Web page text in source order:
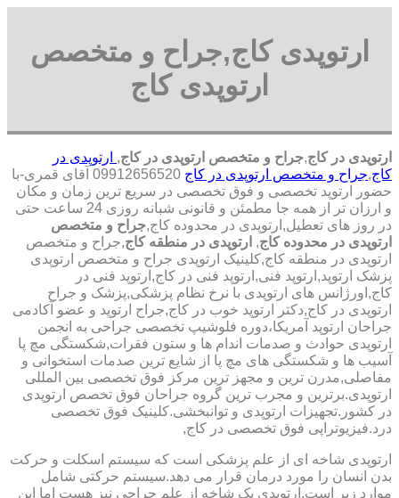
ارتوپدی کاج,جراح و متخصص
ارتوپدی کاج
ارتوپدی در کاج,جراح و متخصص ارتوپدی در کاج, ارتوپدی در
کاج,جراح و متخصص ارتوپدی در کاج
09912656520 آقای قمری-با
حضور ارتوپد تخصصی و فوق تخصصی در سریع ترین زمان و مکان
و ارزان تر از همه جا مطمئن و قانونی شبانه روزی 24 ساعت حتی
در روز های تعطیل,ارتوپدی در محدوده کاج,جراح و متخصص
ارتوپدی در محدوده کاج, ارتوپدی در منطقه کاج,جراح و متخصص
ارتوپدی در منطقه کاج,کلینیک ارتوپدی جراح و متخصص ارتوپدی
پزشک ارتوپد,ارتوپد فنی,ارتوپد فنی در کاج,ارتوپد فنی در
کاج,اورژانس های ارتوپدی با نرخ نظام پزشکی,پزشک و جراح
ارتوپدی در کاج,دکتر ارتوپد خوب در کاج,جراح ارتوپد و عضو آکادمی
جراحان ارتوپد آمریکا،دوره فلوشیپ تخصصی جراحی به انجمن
ارتوپدی حوادث و صدمات اندام ها و ستون فقرات,شکستگی مچ پا
آسیب ها و شکستگی های مچ پا از شایع ترین صدمات استخوانی و
مفاصلی,مدرن ترین و مجهز ترین مرکز فوق تخصصی بین المللی
ارتوپدی.برترین ‏و ‏مجرب ‏ترین ‏گروه ‏جراحان ‏فوق ‏تخصص ‏ارتوپدی
‏در ‏کشور.تجهیزات ارتوپدی و توانبخشی.کلینیک فوق تخصصی
درد.فیزیوتراپی فوق تخصصی در کاج,
ارتوپدی شاخه ای از علم پزشکی است که سیستم اسکلت و حرکت
بدن انسان را مورد درمان قرار می دهد.سیستم حرکتی شامل
موارد زیر است.ارتوپدی یک شاخه از علم جراحی نیز هست اما این